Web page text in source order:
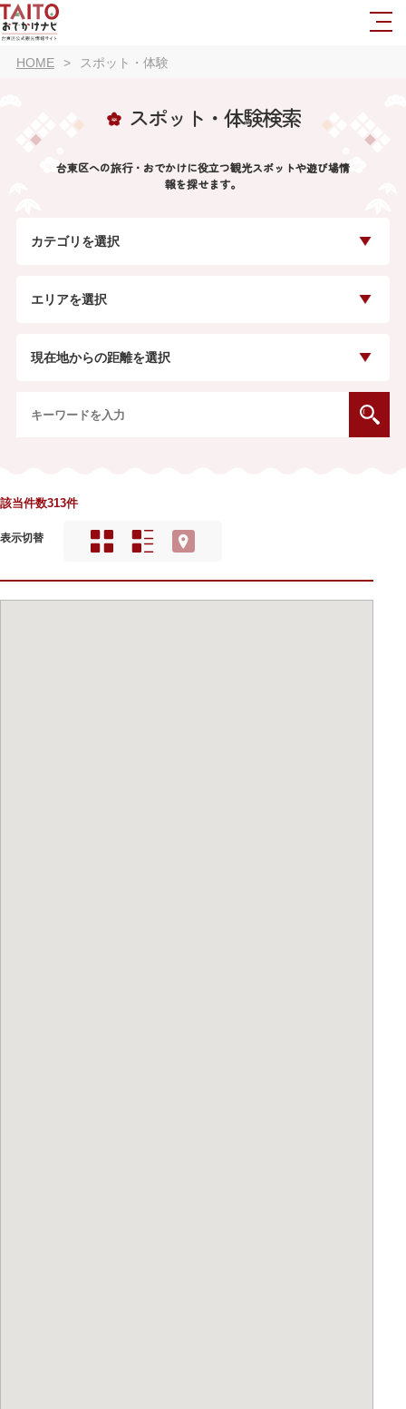
HOME スポット・体験
スポット・体験検索
台東区への旅行・おでかけに役立つ観光スポットや遊び場情
報を探せます。
カテゴリを選択
エリアを選択
現在地からの距離を選択
該当件数313件
表示切替